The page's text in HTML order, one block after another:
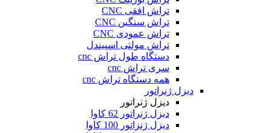
تراش افقی CNC
تراش سنگین CNC
تراش عمودی CNC
تراش مولتی اسپیندل
دستگاه طول تراش cnc
سری تراش cnc
همه دستگاه تراش cnc
دیزل ژنراتور
دیزل ژنراتور
دیزل ژنراتور 62 کاوا
دیزل ژنزاتور 100 کاوا